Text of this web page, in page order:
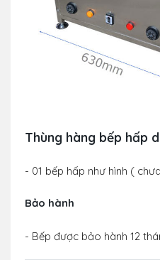
Thùng hàng bếp hấp
- 01 bếp hấp như hình (
Bảo hành
- Bếp được bảo hành 12